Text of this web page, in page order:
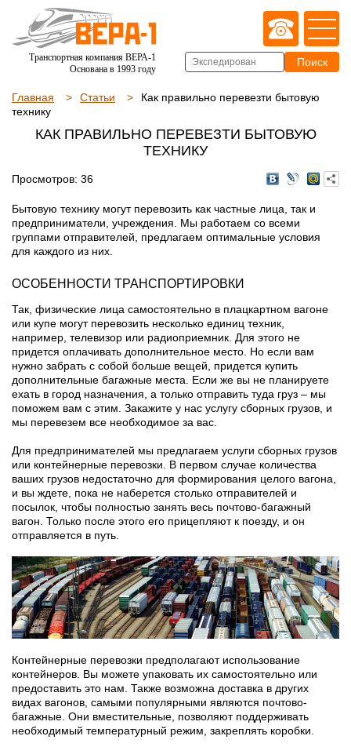
Транспортная компания ВЕРА-1
Основана в 1993 году
Главная Статьи
Как правильно перевезти бытовую
технику
КАК ПРАВИЛЬНО ПЕРЕВЕЗТИ БЫТОВУЮ
ТЕХНИКУ
Просмотров: 36
Бытовую технику могут перевозить как частные лица, так и
предприниматели, учреждения. Мы работаем со всеми
группами отправителей, предлагаем оптимальные условия
для каждого из них.
ОСОБЕННОСТИ ТРАНСПОРТИРОВКИ
Так, физические лица самостоятельно в плацкартном вагоне
или купе могут перевозить несколько единиц техник,
например, телевизор или радиоприемник. Для этого не
придется оплачивать дополнительное место. Но если вам
нужно забрать с собой больше вещей, придется купить
дополнительные багажные места. Если же вы не планируете
ехать в город назначения, а только отправить туда груз – мы
поможем вам с этим. Закажите у нас услугу сборных грузов, и
мы перевезем все необходимое за вас.
Для предпринимателей мы предлагаем услуги сборных грузов
или контейнерные перевозки. В первом случае количества
ваших грузов недостаточно для формирования целого вагона,
и вы ждете, пока не наберется столько отправителей и
посылок, чтобы полностью занять весь почтово-багажный
вагон. Только после этого его прицепляют к поезду, и он
отправляется в путь.
Контейнерные перевозки предполагают использование
контейнеров. Вы можете упаковать их самостоятельно или
предоставить это нам. Также возможна доставка в других
видах вагонов, самыми популярными являются почтово-
багажные. Они вместительные, позволяют поддерживать
необходимый температурный режим, закреплять коробки.